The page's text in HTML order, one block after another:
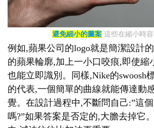
避免細小的圖案 這些在縮小時
例如,蘋果公司的logo就是簡潔設計
的蘋果輪廓,加上一小口咬痕,即使縮
也能立即識別。同樣,Nike的swoosh
的代表,一個簡單的曲線就能傳達動
覺。在設計過程中,不斷問自己:”這
嗎?”如果答案是否定的,大膽去掉它